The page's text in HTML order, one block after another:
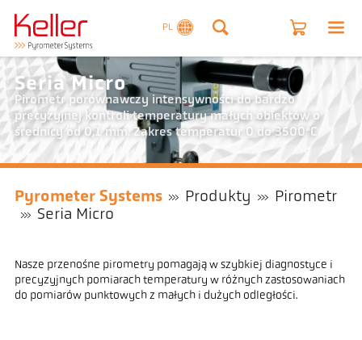
PL
Seria Micro
Pirometr porównawczy intensywności do bardzo
precyzyjnej kontroli temperatury małych obiektów o
średnicy od 0,1 mm. Zakres temperatur 0 do 3500°C
Pyrometer Systems Produkty
Pirometr
Seria Micro
Nasze przenośne pirometry pomagają w szybkiej diagnostyce i
precyzyjnych pomiarach temperatury w różnych zastosowaniach
do pomiarów punktowych z małych i dużych odległości.